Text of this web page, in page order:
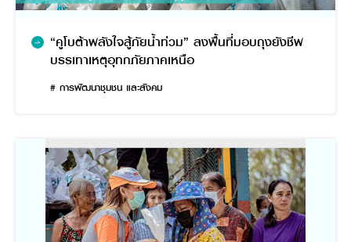
“คูโบต้าพลังใจสู้ภัยน้ำท่วม” ลงพื้นที่มอบถุงยังชีพ
บรรเทาเหตุอุทกภัยภาคเหนือ
# การพัฒนาชุมชน และสังคม